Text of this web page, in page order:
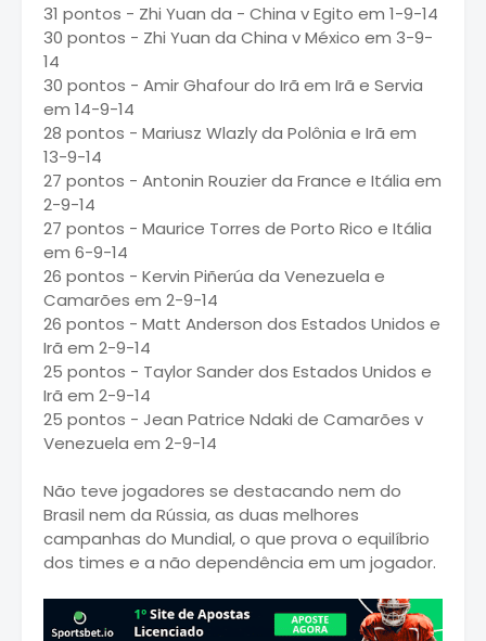
31 pontos - Zhi Yuan da - China v Egito em 1-9-14
30 pontos - Zhi Yuan da China v México em 3-9-
14
30 pontos - Amir Ghafour do Irã em Irã e Servia
em 14-9-14
28 pontos - Mariusz Wlazly da Polônia e Irã em
13-9-14
27 pontos - Antonin Rouzier da France e Itália em
2-9-14
27 pontos - Maurice Torres de Porto Rico e Itália
em 6-9-14
26 pontos - Kervin Piñerúa da Venezuela e
Camarões em 2-9-14
26 pontos - Matt Anderson dos Estados Unidos e
Irã em 2-9-14
25 pontos - Taylor Sander dos Estados Unidos e
Irã em 2-9-14
25 pontos - Jean Patrice Ndaki de Camarões v
Venezuela em 2-9-14
Não teve jogadores se destacando nem do
Brasil nem da Rússia, as duas melhores
campanhas do Mundial, o que prova o equilíbrio
dos times e a não dependência em um jogador.